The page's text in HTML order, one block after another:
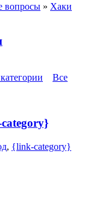
вопросы » Хаки
Все
, {link-category}